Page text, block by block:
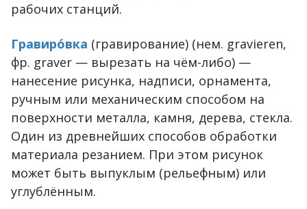
рабочих станций.
Гравиро́вка (гравирование) (нем. gravieren,
фр. graver — вырезать на чём-либо) —
нанесение рисунка, надписи, орнамента,
ручным или механическим способом на
поверхности металла, камня, дерева, стекла.
Один из древнейших способов обработки
материала резанием. При этом рисунок
может быть выпуклым (рельефным) или
углублённым.